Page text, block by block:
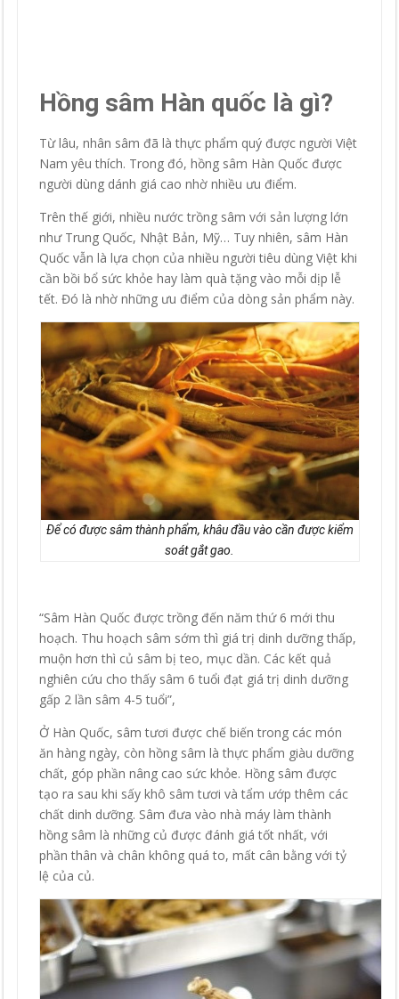
Hồng sâm Hàn quốc là gì?
Từ lâu, nhân sâm đã là thực phẩm quý được người Việt
Nam yêu thích. Trong đó, hồng sâm Hàn Quốc được
người dùng dánh giá cao nhờ nhiều ưu điểm.
Trên thế giới, nhiều nước trồng sâm với sản lượng lớn
như Trung Quốc, Nhật Bản, Mỹ… Tuy nhiên, sâm Hàn
Quốc vẫn là lựa chọn của nhiều người tiêu dùng Việt khi
cần bồi bổ sức khỏe hay làm quà tặng vào mỗi dịp lễ
tết. Đó là nhờ những ưu điểm của dòng sản phẩm này.
Để có được sâm thành phẩm, khâu đầu vào cần được kiểm
soát gắt gao.
“Sâm Hàn Quốc được trồng đến năm thứ 6 mới thu
hoạch. Thu hoạch sâm sớm thì giá trị dinh dưỡng thấp,
muộn hơn thì củ sâm bị teo, mục dần. Các kết quả
nghiên cứu cho thấy sâm 6 tuổi đạt giá trị dinh dưỡng
gấp 2 lần sâm 4-5 tuổi”,
Ở Hàn Quốc, sâm tươi được chế biến trong các món
ăn hàng ngày, còn hồng sâm là thực phẩm giàu dưỡng
chất, góp phần nâng cao sức khỏe. Hồng sâm được
tạo ra sau khi sấy khô sâm tươi và tẩm ướp thêm các
chất dinh dưỡng. Sâm đưa vào nhà máy làm thành
hồng sâm là những củ được đánh giá tốt nhất, với
phần thân và chân không quá to, mất cân bằng với tỷ
lệ của củ.